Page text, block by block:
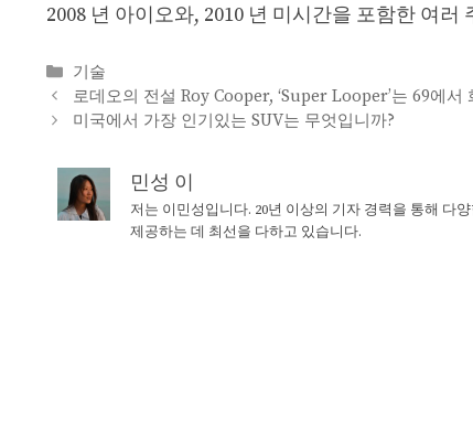
2008 년 아이오와, 2010 년 미시간을 포함한 여러
Categories
기술
로데오의 전설 Roy Cooper, ‘Super Looper’는 69에서
미국에서 가장 인기있는 SUV는 무엇입니까?
민성 이
저는 이민성입니다. 20년 이상의 기자 경력을 통해 다
제공하는 데 최선을 다하고 있습니다.